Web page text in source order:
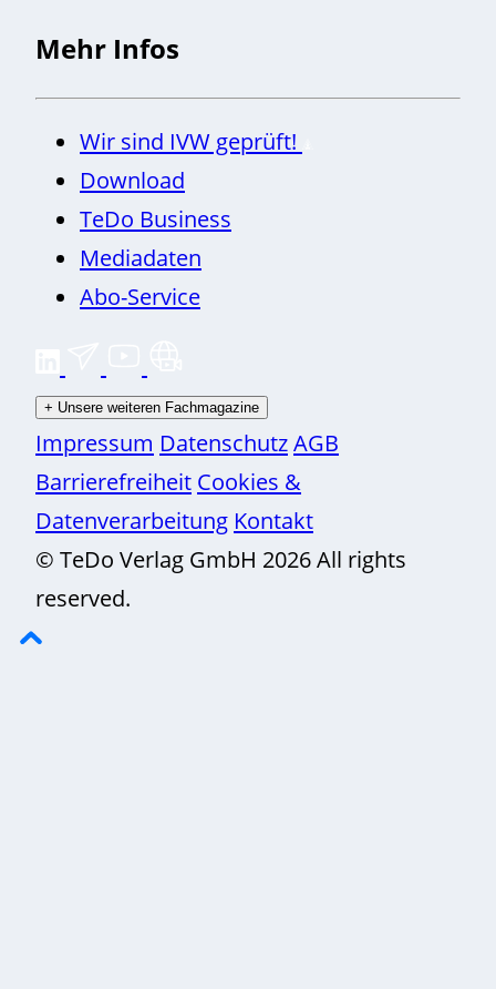
Mehr Infos
Wir sind IVW geprüft!
Download
TeDo Business
Mediadaten
Abo-Service
+ Unsere weiteren Fachmagazine
Impressum DatenschutzAGB
Barrierefreiheit Cookies &
Datenverarbeitung Kontakt
© TeDo Verlag GmbH 2026 All rights
reserved.